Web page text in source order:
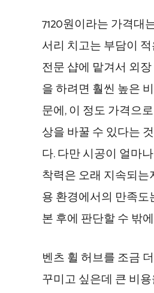
7120원이라는 가격대
서리 치고는 부담이
전문 샵에 맡겨서 외
을 하려면 훨씬 높은
문에, 이 정도 가격으
상을 바꿀 수 있다는
다. 다만 시공이 얼마
착력은 오래 지속되는
용 환경에서의 만족
본 후에 판단할 수 밖
벤츠 휠 허브를 조금
꾸미고 싶은데 큰 비